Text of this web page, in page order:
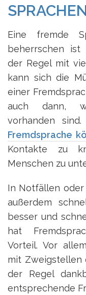
Eine fremde
beherrschen ist
der Regel mit
kann sich die
einer
auch dann,
vorhanden
Fremdsprache
Kontakte zu
Menschen zu
In Notfällen
außerdem
besser und
hat
Vorteil. Vor
mit Zweigstellen
der Regel
entsprechende